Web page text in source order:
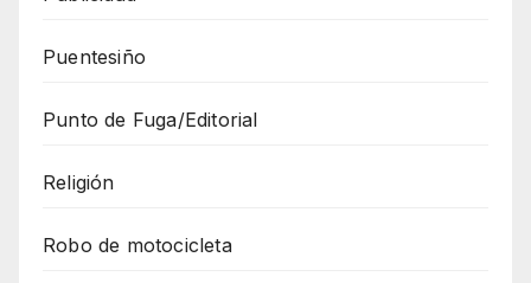
Puentesiño
Punto de Fuga/Editorial
Religión
Robo de motocicleta